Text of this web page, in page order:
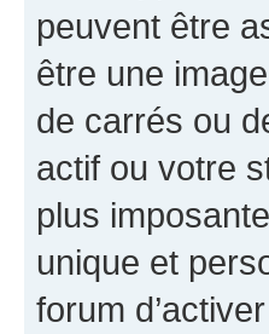
peuvent être
être une
de carrés ou
actif ou votre
plus
unique et
forum